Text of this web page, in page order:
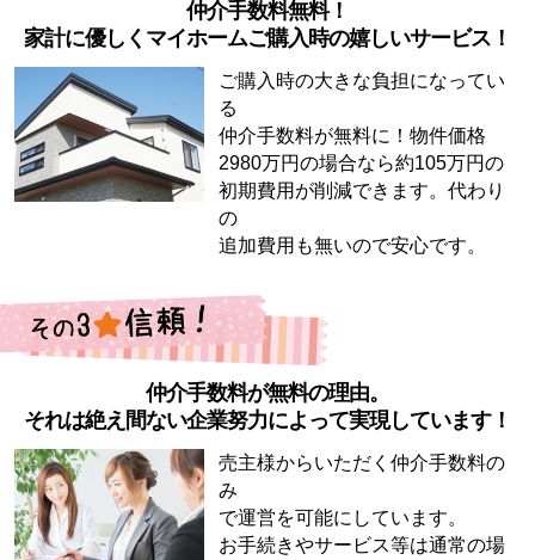
仲介手数料無料！
家計に優しくマイホームご購入時の嬉しいサービス！
ご購入時の大きな負担になってい
る
仲介手数料が無料に！物件価格
2980万円の場合なら約105万円の
初期費用が削減できます。代わり
の
追加費用も無いので安心です。
仲介手数料が無料の理由。
それは絶え間ない企業努力によって実現しています！
売主様からいただく仲介手数料の
み
で運営を可能にしています。
お手続きやサービス等は通常の場